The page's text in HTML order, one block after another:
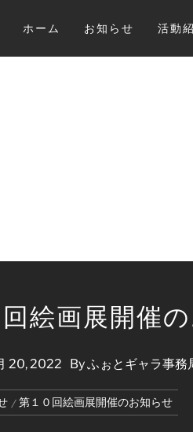
ホーム お知らせ 活動
＋
絵画展開催
20, 2022 Byふぉとギャラ事務
第１０回絵画展開催のお知らせ